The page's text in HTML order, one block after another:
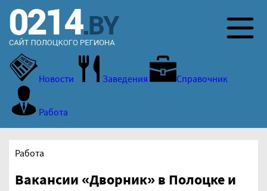
Новости Заведения Справочник
Работа
Работа
Вакансии «Дворник» в Полоцке и